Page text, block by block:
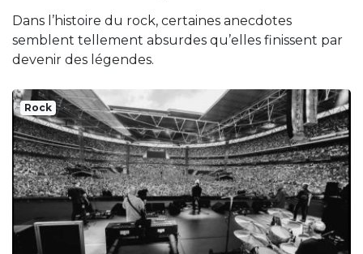
Dans l’histoire du rock, certaines anecdotes
semblent tellement absurdes qu’elles finissent par
devenir des légendes.
Rock